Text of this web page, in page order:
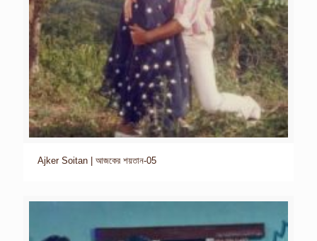
Ajker Soitan | আজকের শয়তান-05